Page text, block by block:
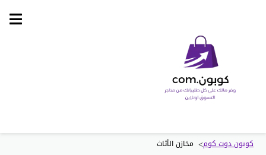
Skip
كوبون دوت كوم> مخازن الأثاث